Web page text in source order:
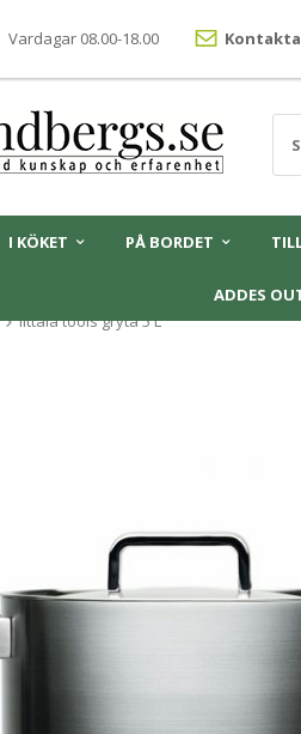
Vardagar 08.00-18.00
I KÖKET PÅ BORDET
ADDES
iittala tools gryta 5 L